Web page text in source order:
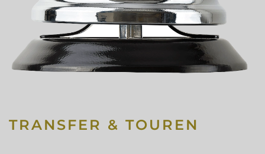
TRANSFER & TOUREN